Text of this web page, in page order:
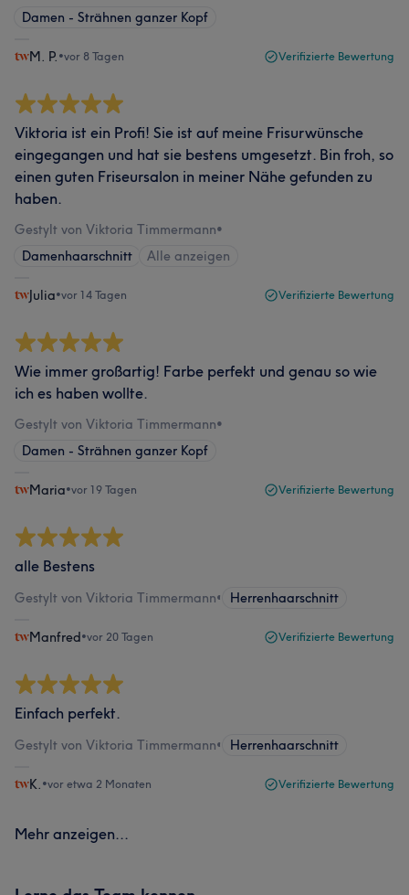
Damen - Strähnen ganzer Kopf
M. P. •vor 8 Tagen Verifizierte Bewertung
Viktoria ist ein Profi! Sie ist auf meine Frisurwünsche
eingegangen und hat sie bestens umgesetzt. Bin froh, so
einen guten Friseursalon in meiner Nähe gefunden zu
haben.
Gestylt von Viktoria Timmermann•
Damenhaarschnitt
Alle anzeigen
Julia•vor 14 Tagen Verifizierte Bewertung
Wie immer großartig! Farbe perfekt und genau so wie
ich es haben wollte.
Gestylt von Viktoria Timmermann•
Damen - Strähnen ganzer Kopf
Maria•vor 19 Tagen Verifizierte Bewertung
alle Bestens
Gestylt von Viktoria Timmermann• Herrenhaarschnitt
Manfred•vor 20 Tagen Verifizierte Bewertung
Einfach perfekt.
Gestylt von Viktoria Timmermann• Herrenhaarschnitt
K. •vor etwa 2 Monaten Verifizierte Bewertung
Mehr anzeigen...